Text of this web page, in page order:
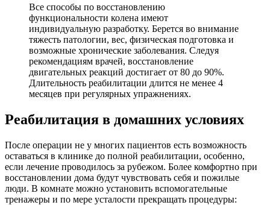
Все способы по восстановлению
функциональности колена имеют
индивидуальную разработку. Берется во внимание
тяжесть патологии, вес, физическая подготовка и
возможные хронические заболевания. Следуя
рекомендациям врачей, восстановление
двигательных реакций достигает от 80 до 90%.
Длительность реабилитации длится не менее 4
месяцев при регулярных упражнениях.
Реабилитация в домашних условиях
После операции не у многих пациентов есть возможность
оставаться в клинике до полной реабилитации, особенно,
если лечение проводилось за рубежом. Более комфортно при
восстановлении дома будут чувствовать себя и пожилые
люди. В комнате можно установить вспомогательные
тренажеры и по мере усталости прекращать процедуры: